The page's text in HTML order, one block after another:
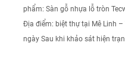
phẩm: Sàn gỗ nhựa lỗ tròn
Địa điểm: biệt thự tại Mê Linh
ngày Sau khi khảo sát hiện